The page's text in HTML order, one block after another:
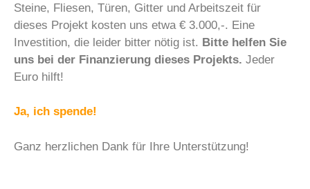
Steine, Fliesen, Türen, Gitter und Arbeitszeit für
dieses Projekt kosten uns etwa € 3.000,-. Eine
Investition, die leider bitter nötig ist. Bitte helfen Sie
uns bei der Finanzierung dieses Projekts. Jeder
Euro hilft!
Ja, ich spende!
Ganz herzlichen Dank für Ihre Unterstützung!